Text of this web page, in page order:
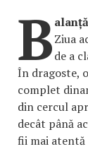
Balanță
Ziua
de a
În dragoste,
complet
din cercul
decât până
fii mai